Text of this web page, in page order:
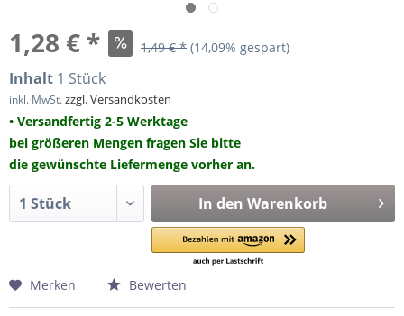
1,28 € * 1,49 € * (14,09% gespart)
Inhalt 1 Stück
inkl. MwSt.zzgl. Versandkosten
• Versandfertig 2-5 Werktage
bei größeren Mengen fragen Sie bitte
die gewünschte Liefermenge vorher an.
In den Warenkorb
Merken Bewerten